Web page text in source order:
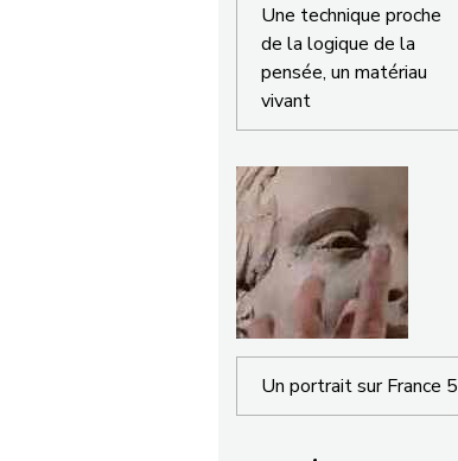
Une technique proche
de la logique de la
pensée, un matériau
vivant
Un portrait sur France 5